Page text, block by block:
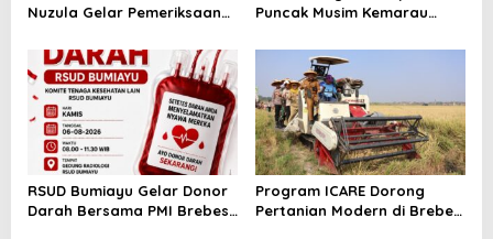
Nuzula Gelar Pemeriksaan
Perkuat Kesehatan Ibu dan
Bayi
Puncak Musim Kemarau
Kesiapsiagaan Bencana dan
Karhutla
RSUD Bumiayu Gelar Donor
Darah Bersama PMI Brebes
Program ICARE Dorong
Pertanian Modern di Brebes,